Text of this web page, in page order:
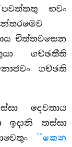
භවං
චිත්තවසෙන
ගච්ඡතීති
ගච්ඡති
දෙවතාය
ඉදානි තස්සා
‘‘කෙන